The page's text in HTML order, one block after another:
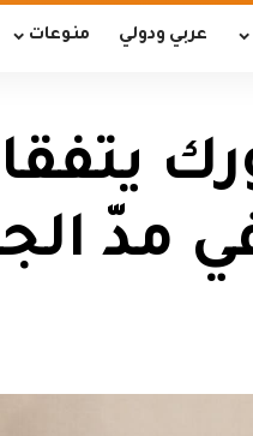
عربي ودولي منوعات
في مدّ